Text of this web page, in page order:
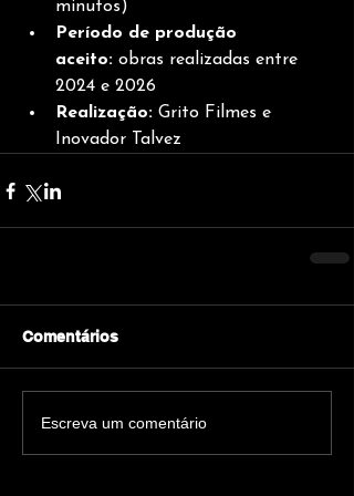
minutos)
Período de produção
aceito: obras realizadas entre
2024 e 2026
Realização: Grito Filmes e
Inovador Talvez
Comentários
Escreva um comentário